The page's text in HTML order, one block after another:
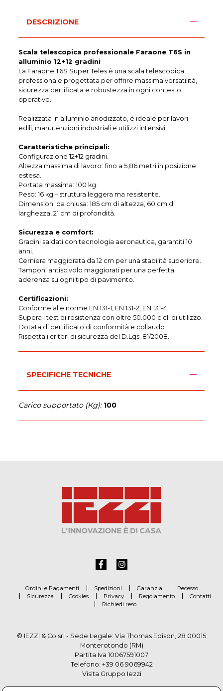
DESCRIZIONE
Scala telescopica professionale Faraone T6S in
alluminio 12+12 gradini
La Faraone T6S Super Teles è una scala telescopica
professionale progettata per offrire massima versatilità,
sicurezza certificata e robustezza in ogni contesto
operativo.
Realizzata in alluminio anodizzato, è ideale per lavori
edili, manutenzioni industriali e utilizzi intensivi.
Caratteristiche principali:
Configurazione 12+12 gradini.
Altezza massima di lavoro: fino a 5,86 metri in posizione
estesa.
Portata massima: 100 kg.
Peso: 16 kg – struttura leggera ma resistente.
Dimensioni da chiusa: 185 cm di altezza, 60 cm di
larghezza, 21 cm di profondità.
Sicurezza e comfort:
Gradini saldati con tecnologia aeronautica, garantiti 10
anni.
Cerniera maggiorata da 12 cm per una stabilità superiore.
Tamponi antiscivolo maggiorati per una perfetta
aderenza su ogni tipo di pavimento.
Certificazioni:
Conforme alle norme EN 131-1, EN 131-2, EN 131-4.
Supera i test di resistenza con oltre 50.000 cicli di utilizzo.
Dotata di certificato di conformità e collaudo.
Rispetta i criteri di sicurezza del D.Lgs. 81/2008.
SPECIFICHE TECNICHE
Carico supportato (Kg): 100
Ordini e Pagamenti Spedizioni Garanzia
Recesso
Sicurezza
Cookies Privacy Regolamento
Contatti
Richiedi reso
© IEZZI & Co srl - Sede Legale: Via Thomas Edison, 28 00015
Monterotondo (RM)
Partita Iva 10067591007
Telefono: +39 06 9069942
Visita Gruppo Iezzi